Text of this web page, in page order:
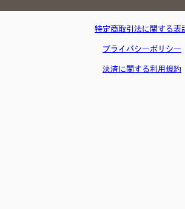
特定商取引法に関する表
プライバシーポリシー
決済に関する利用規約